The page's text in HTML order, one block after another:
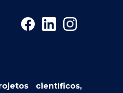
científicos,